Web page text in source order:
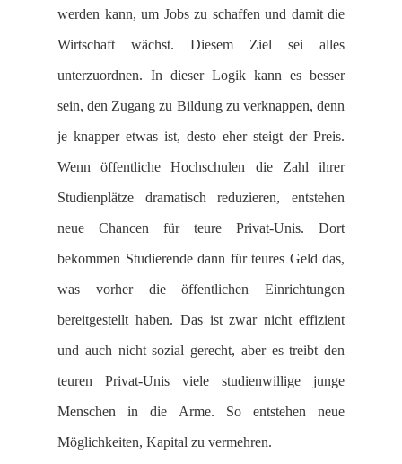
werden kann, um Jobs zu schaffen und damit die
Wirtschaft wächst. Diesem Ziel sei alles
unterzuordnen. In dieser Logik kann es besser
sein, den Zugang zu Bildung zu verknappen, denn
je knapper etwas ist, desto eher steigt der Preis.
Wenn öffentliche Hochschulen die Zahl ihrer
Studienplätze dramatisch reduzieren, entstehen
neue Chancen für teure Privat-Unis. Dort
bekommen Studierende dann für teures Geld das,
was vorher die öffentlichen Einrichtungen
bereitgestellt haben. Das ist zwar nicht effizient
und auch nicht sozial gerecht, aber es treibt den
teuren Privat-Unis viele studienwillige junge
Menschen in die Arme. So entstehen neue
Möglichkeiten, Kapital zu vermehren.